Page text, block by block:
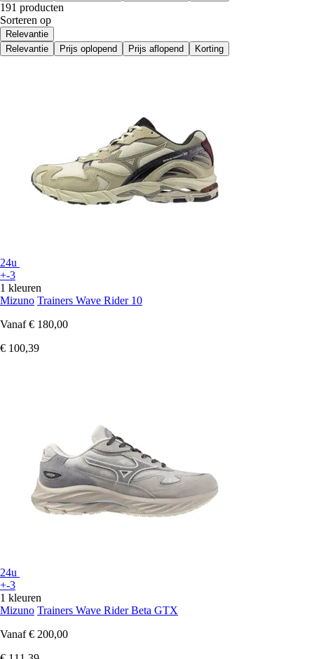
191 producten
Sorteren op
Relevantie
Relevantie
Prijs oplopend Prijs aflopend Korting
24u
+-3
1 kleuren
Mizuno Trainers Wave Rider 10
Vanaf € 180,00
€ 100,39
24u
+-3
1 kleuren
Mizuno Trainers Wave Rider Beta GTX
Vanaf € 200,00